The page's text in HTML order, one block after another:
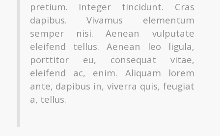
pretium. Integer tincidunt. Cras
dapibus. Vivamus elementum
semper nisi. Aenean vulputate
eleifend tellus. Aenean leo ligula,
porttitor eu, consequat vitae,
eleifend ac, enim. Aliquam lorem
ante, dapibus in, viverra quis, feugiat
a, tellus.